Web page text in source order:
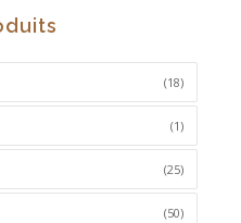
(18)
(1)
(25)
(50)